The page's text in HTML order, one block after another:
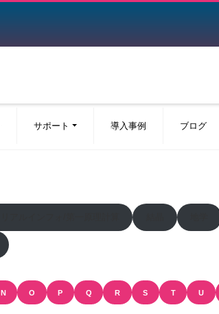
サポート 導入事例 ブログ
N O P Q R S T U